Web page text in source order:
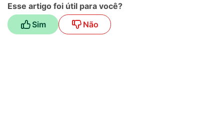
Esse artigo foi útil para você?
Sim
Não